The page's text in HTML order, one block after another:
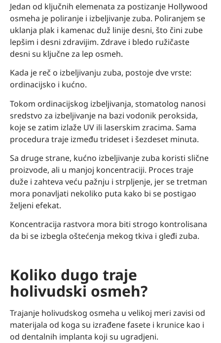
Jedan od ključnih elemenata za postizanje Hollywood
osmeha je poliranje i izbeljivanje zuba. Poliranjem se
uklanja plak i kamenac duž linije desni, što čini zube
lepšim i desni zdravijim. Zdrave i bledo ružičaste
desni su ključne za lep osmeh.
Kada je reč o izbeljivanju zuba, postoje dve vrste:
ordinacijsko i kućno.
Tokom ordinacijskog izbeljivanja, stomatolog nanosi
sredstvo za izbeljivanje na bazi vodonik peroksida,
koje se zatim izlaže UV ili laserskim zracima. Sama
procedura traje između trideset i šezdeset minuta.
Sa druge strane, kućno izbeljivanje zuba koristi slične
proizvode, ali u manjoj koncentraciji. Proces traje
duže i zahteva veću pažnju i strpljenje, jer se tretman
mora ponavljati nekoliko puta kako bi se postigao
željeni efekat.
Koncentracija rastvora mora biti strogo kontrolisana
da bi se izbegla oštećenja mekog tkiva i gleđi zuba.
Koliko dugo traje
holivudski osmeh?
Trajanje holivudskog osmeha u velikoj meri zavisi od
materijala od koga su izrađene fasete i krunice kao i
od dentalnih implanta koji su ugradjeni.